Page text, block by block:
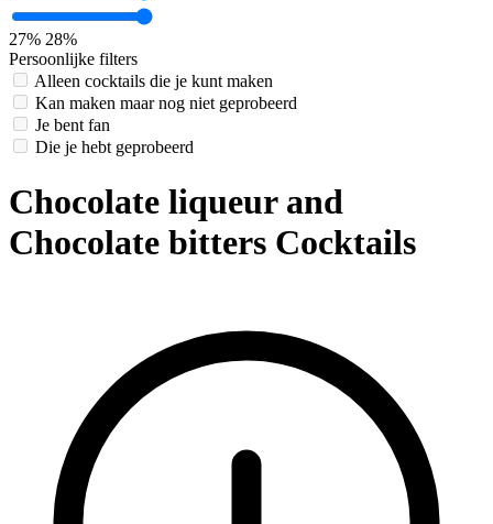
27% 28%
Persoonlijke filters
Alleen cocktails die je kunt maken
Kan maken maar nog niet geprobeerd
Je bent fan
Die je hebt geprobeerd
Chocolate liqueur and
Chocolate bitters Cocktails